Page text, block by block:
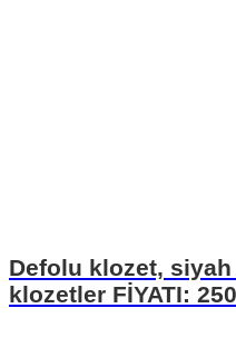
Defolu klozet, siyah
klozetler FİYATI: